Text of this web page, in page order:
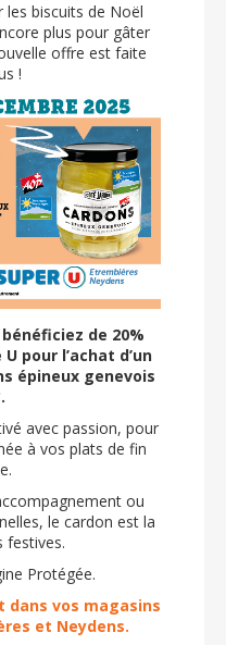
les biscuits de Noël
plus pour gâter
offre est faite
!
de 20%
pour l’achat d’un
épineux genevois
avec passion, pour
à vos plats de fin
ou
le cardon est la
festives.
Protégée.
dans vos magasins
et Neydens.